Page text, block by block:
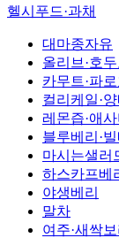
헬시푸드·과채
대마종자유
올리브·호
카무트·파
컬리케일·
레몬즙·애사
블루베리·빌
마시는샐러
하스카프베
야생베리
말차
여주·새싹보